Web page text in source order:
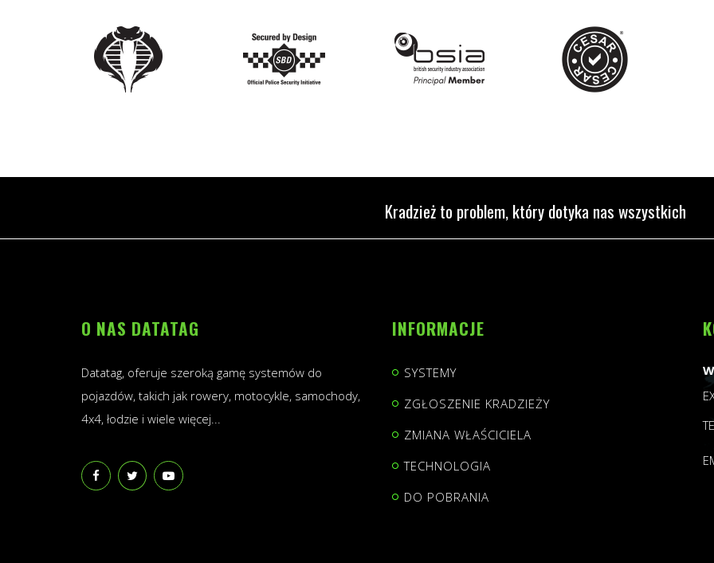
Kradzież to problem, który dotyka nas wszystkich
O NAS DATATAG
Datatag, oferuje szeroką gamę systemów do
pojazdów, takich jak rowery, motocykle, samochody,
4x4, łodzie i wiele więcej...
INFORMACJE
SYSTEMY
ZGŁOSZENIE KRADZIEŻY
ZMIANA WŁAŚCICIELA
TECHNOLOGIA
DO POBRANIA